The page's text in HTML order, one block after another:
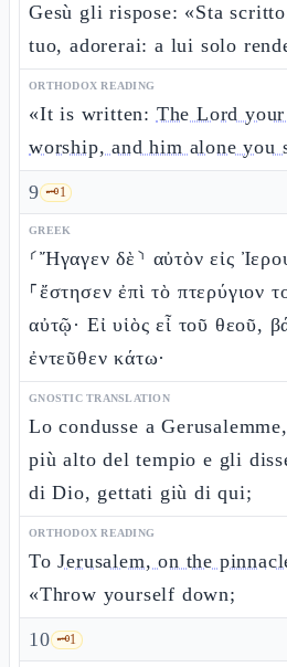
Gesù gli rispose: «Sta
tuo, adorerai: a lui solo
ORTHODOX READING
«It is written: The Lord
worship, and him alone you
9 🗝️1
GREEK
⸂Ἤγαγεν δὲ⸃ αὐτὸν εἰς
⸀ἔστησεν ἐπὶ τὸ πτερύγιον
αὐτῷ· Εἰ υἱὸς εἶ τοῦ θεοῦ,
ἐντεῦθεν κάτω·
GNOSTIC TRANSLATION
Lo condusse a
più alto del tempio e gli
di Dio, gettati giù di qui;
ORTHODOX READING
ToJerusalem, on the
«Throw yourself down;
10 🗝️1